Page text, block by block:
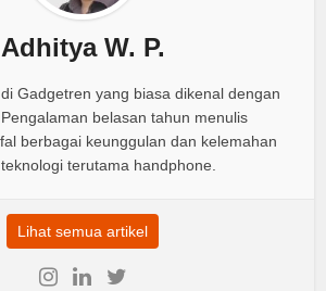
Adhitya W. P.
Gadgetren yang biasa dikenal dengan
belasan tahun menulis
berbagai keunggulan dan kelemahan
terutama handphone.
Lihat semua artikel